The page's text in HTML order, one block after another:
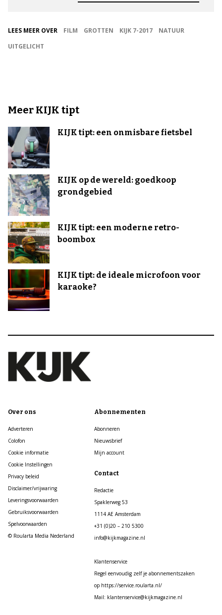
LEES MEER OVER FILM GROTTEN KIJK 7-2017
NATUUR
UITGELICHT
Meer KIJK tipt
KIJK tipt: een onmisbare fietsbel
KIJK op de wereld: goedkoop
grondgebied
KIJK tipt: een moderne retro-
boombox
KIJK tipt: de ideale microfoon voor
karaoke?
Over ons
Adverteren
Colofon
Cookie informatie
Cookie Instellingen
Privacy beleid
Disclaimer/vrijwaring
Leveringsvoorwaarden
Gebruiksvoorwaarden
Spelvoorwaarden
© Roularta Media Nederland
Abonnementen
Abonneren
Nieuwsbrief
Mijn account
Contact
Redactie
Spaklerweg 53
1114 AE Amsterdam
+31 (0)20 – 210 5300
info@kijkmagazine.nl
Klantenservice
Regel eenvoudig zelf je abonnementszaken
op https://service.roularta.nl/
Mail: klantenservice@kijkmagazine.nl